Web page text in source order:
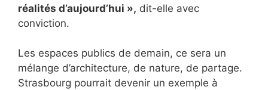
réalités d’aujourd’hui », dit-elle avec
conviction.
Les espaces publics de demain, ce sera un
mélange d’architecture, de nature, de partage.
Strasbourg pourrait devenir un exemple à